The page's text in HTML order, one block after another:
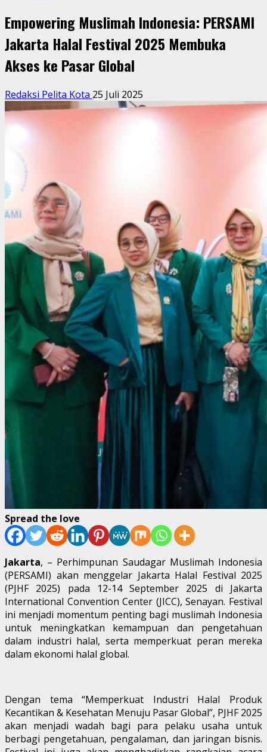
Empowering Muslimah Indonesia: PERSAMI
Jakarta Halal Festival 2025 Membuka
Akses ke Pasar Global
Redaksi Pelita Kota 25 Juli 2025
Spread the love
Jakarta, – Perhimpunan Saudagar Muslimah Indonesia
(PERSAMI) akan menggelar Jakarta Halal Festival 2025
(PJHF 2025) pada 12-14 September 2025 di Jakarta
International Convention Center (JICC), Senayan. Festival
ini menjadi momentum penting bagi muslimah Indonesia
untuk meningkatkan kemampuan dan pengetahuan
dalam industri halal, serta memperkuat peran mereka
dalam ekonomi halal global.
Dengan tema “Memperkuat Industri Halal Produk
Kecantikan & Kesehatan Menuju Pasar Global”, PJHF 2025
akan menjadi wadah bagi para pelaku usaha untuk
berbagi pengetahuan, pengalaman, dan jaringan bisnis.